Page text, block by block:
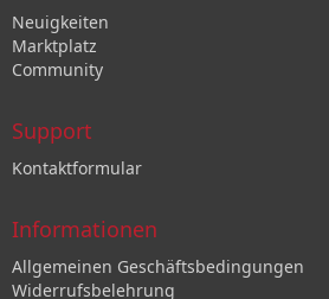
Neuigkeiten
Marktplatz
Community
Support
Kontaktformular
Informationen
Allgemeinen Geschäftsbedingungen
Widerrufsbelehrung